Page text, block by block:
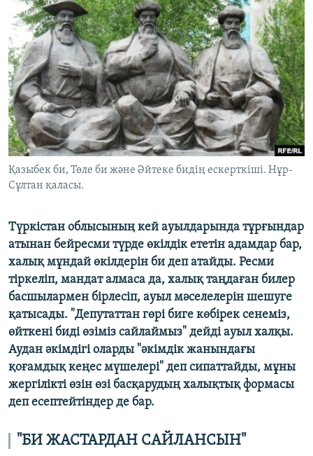
Русский
ЖАЗЫЛЫҢЫЗ
Басқа тілдерде
Қазыбек би, Төле би және Әйтеке бидің ескерткіші. Нұр-
Сұлтан қаласы.
Түркістан облысының кей ауылдарында тұрғындар
атынан бейресми түрде өкілдік ететін адамдар бар,
халық мұндай өкілдерін би деп атайды. Ресми
тіркеліп, мандат алмаса да, халық таңдаған билер
басшылармен бірлесіп, ауыл мәселелерін шешуге
қатысады. "Депутаттан гөрі биге көбірек сенеміз,
өйткені биді өзіміз сайлаймыз" дейді ауыл халқы.
Аудан әкімдігі оларды "әкімдік жанындағы
қоғамдық кеңес мүшелері" деп сипаттайды, мұны
жергілікті өзін өзі басқарудың халықтық формасы
деп есептейтіндер де бар.
"БИ ЖАСТАРДАН САЙЛАНСЫН"